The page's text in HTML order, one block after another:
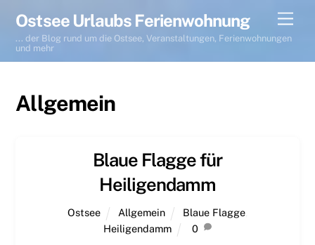
content
Ostsee Urlaubs Ferienwohnung
... der Blog rund um die Ostsee, Veranstaltungen, Ferienwohnungen
und mehr
Allgemein
Blaue Flagge für
Heiligendamm
Ostsee Allgemein Blaue Flagge
Heiligendamm
0